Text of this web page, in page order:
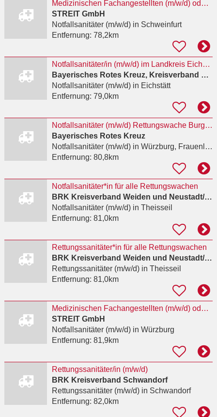
Medizinischen Fachangestellten (m/w/d) oder Notfallsanitäter (Rettungsassistent) (m/w/d)
STREIT GmbH
Notfallsanitäter (m/w/d)in Schweinfurt
Entfernung: 78,2km
Notfallsanitäter/in (m/w/d) im Landkreis Eichstätt beim BRK KV Eichstätt
Bayerisches Rotes Kreuz, Kreisverband Eichstätt
Notfallsanitäter (m/w/d)in Eichstätt
Entfernung: 79,0km
Notfallsanitäter (m/w/d) Rettungswache Burgsinn
Bayerisches Rotes Kreuz
Notfallsanitäter (m/w/d)in Würzburg, Frauenland
Entfernung: 80,8km
Notfallsanitäter*in für alle Rettungswachen
BRK Kreisverband Weiden und Neustadt/WN
Notfallsanitäter (m/w/d)in Theisseil
Entfernung: 81,0km
Rettungssanitäter*in für alle Rettungswachen
BRK Kreisverband Weiden und Neustadt/WN
Rettungssanitäter (m/w/d)in Theisseil
Entfernung: 81,0km
Medizinischen Fachangestellten (m/w/d) oder Notfallsanitäter (Rettungsassistent) (m/w/d)
STREIT GmbH
Notfallsanitäter (m/w/d)in Würzburg
Entfernung: 81,9km
Rettungssanitäter/in (m/w/d)
BRK Kreisverband Schwandorf
Rettungssanitäter (m/w/d)in Schwandorf
Entfernung: 82,0km